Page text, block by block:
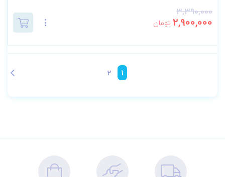
3,390,000
2,900,000 تومان
1
2